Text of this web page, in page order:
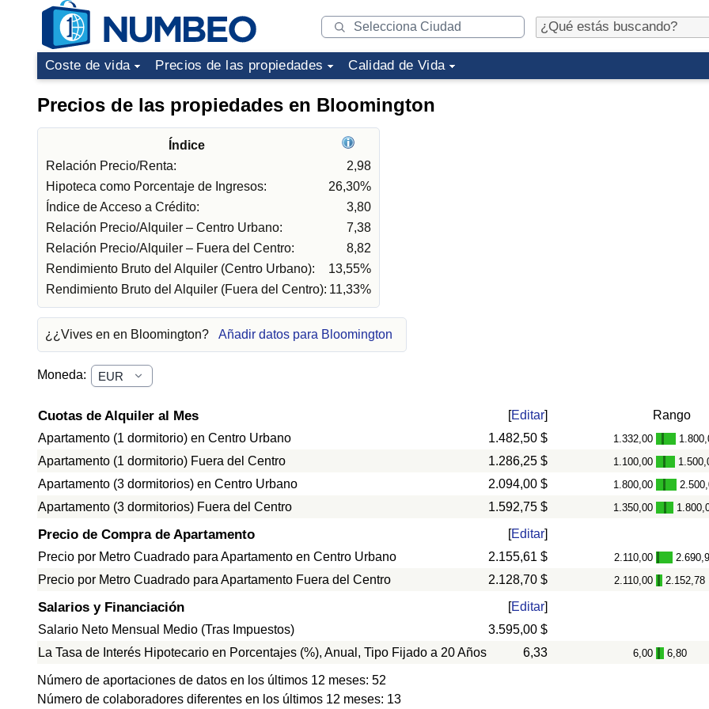
Coste de vida Precios de las propiedades Calidad de Vida
Precios de las propiedades en Bloomington
Índice
Relación Precio/Renta:
2,98
Hipoteca como Porcentaje de Ingresos:
26,30%
Índice de Acceso a Crédito:
3,80
Relación Precio/Alquiler – Centro Urbano:
7,38
Relación Precio/Alquiler – Fuera del Centro:
8,82
Rendimiento Bruto del Alquiler (Centro Urbano):
13,55%
Rendimiento Bruto del Alquiler (Fuera del Centro): 11,33%
¿¿Vives en en Bloomington? Añadir datos para Bloomington
Moneda:
Cuotas de Alquiler al Mes [Editar]
Rango
Apartamento (1 dormitorio) en Centro Urbano
1.482,50 $ 1.332,00 -
Apartamento (1 dormitorio) Fuera del Centro 1.286,25 $ 1.100,00 -
Apartamento (3 dormitorios) en Centro Urbano 2.094,00 $ 1.800,00 -
Apartamento (3 dormitorios) Fuera del Centro 1.592,75 $ 1.350,00 -
Precio de Compra de Apartamento [Editar]
Precio por Metro Cuadrado para Apartamento en Centro Urbano
2.155,61 $ 2.110,00 -
Precio por Metro Cuadrado para Apartamento Fuera del Centro 2.128,70 $ 2.110,00 - 2.152,78
Salarios y Financiación [Editar]
Salario Neto Mensual Medio (Tras Impuestos)
3.595,00 $
La Tasa de Interés Hipotecario en Porcentajes (%), Anual, Tipo Fijado a 20 Años
6,33 6,00 - 6,80
Número de aportaciones de datos en los últimos 12 meses: 52
Número de colaboradores diferentes en los últimos 12 meses: 13